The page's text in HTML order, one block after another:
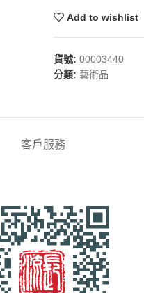
Add to wishlist
貨號: 00003440
分類: 藝術品
客戶服務